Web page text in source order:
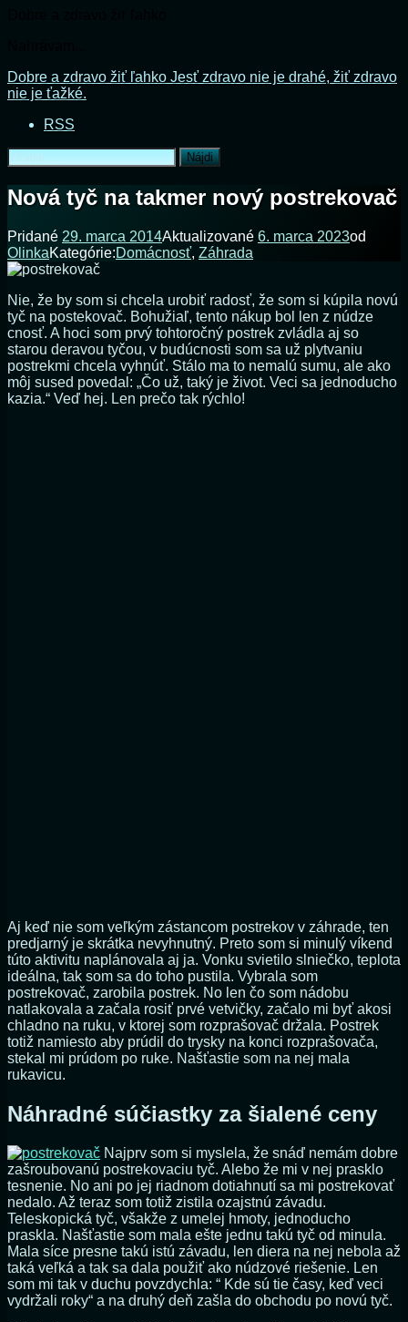
Prejsť
na
Dobre a zdravo žiť ľahko Jesť zdravo nie je drahé, žiť zdravo
nie je ťažké.
RSS
Hľadať:
Nová tyč na takmer nový postrekovač
Pridané 29. marca 2014Aktualizované 6. marca 2023od
OlinkaKategórie:Domácnosť, Záhrada
Nie, že by som si chcela urobiť radosť, že som si kúpila novú
tyč na postekovač. Bohužiaľ, tento nákup bol len z núdze
cnosť. A hoci som prvý tohtoročný postrek zvládla aj so
starou deravou tyčou, v budúcnosti som sa už plytvaniu
postrekmi chcela vyhnúť. Stálo ma to nemalú sumu, ale ako
môj sused povedal: „Čo už, taký je život. Veci sa jednoducho
kazia.“ Veď hej. Len prečo tak rýchlo!
Aj keď nie som veľkým zástancom postrekov v záhrade, ten
predjarný je skrátka nevyhnutný. Preto som si minulý víkend
túto aktivitu naplánovala aj ja. Vonku svietilo slniečko, teplota
ideálna, tak som sa do toho pustila. Vybrala som
postrekovač, zarobila postrek. No len čo som nádobu
natlakovala a začala rosiť prvé vetvičky, začalo mi byť akosi
chladno na ruku, v ktorej som rozprašovač držala. Postrek
totiž namiesto aby prúdil do trysky na konci rozprašovača,
stekal mi prúdom po ruke. Našťastie som na nej mala
rukavicu.
Náhradné súčiastky za šialené ceny
Najprv som si myslela, že snáď nemám dobre
zašroubovanú postrekovaciu tyč. Alebo že mi v nej prasklo
tesnenie. No ani po jej riadnom dotiahnutí sa mi postrekovať
nedalo. Až teraz som totiž zistila ozajstnú závadu.
Teleskopická tyč, všakže z umelej hmoty, jednoducho
praskla. Našťastie som mala ešte jednu takú tyč od minula.
Mala síce presne takú istú závadu, len diera na nej nebola až
taká veľká a tak sa dala použiť ako núdzové riešenie. Len
som mi tak v duchu povzdychla: “ Kde sú tie časy, keď veci
vydržali roky“ a na druhý deň zašla do obchodu po novú tyč.